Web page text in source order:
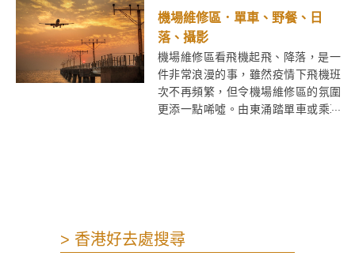
車遊好適合你啊﹗
機場維修區．單車、野餐、日
落、攝影
機場維修區看飛機起飛、降落，是一
件非常浪漫的事，雖然疫情下飛機班
次不再頻繁，但令機場維修區的氛圍
更添一點唏噓。由東涌踏單車或乘車
攝出magic moment，心情卻突然有
點失落，幾時我地又會再飛呢。
> 香港好去處搜尋